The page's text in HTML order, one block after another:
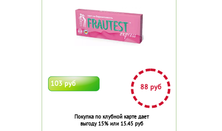
103 руб 88 руб
Покупка по клубной карте дает
выгоду 15% или 15.45 руб